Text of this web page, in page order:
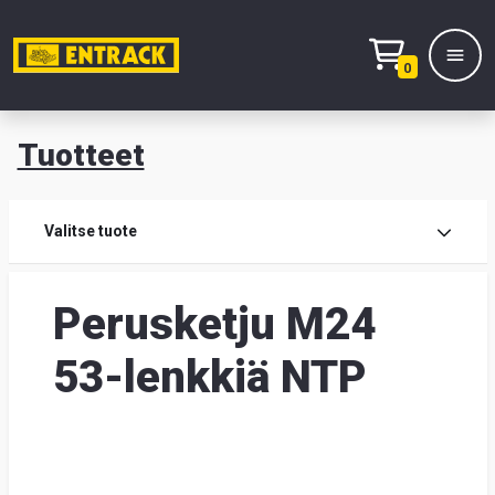
0
Tuotteet
Valitse tuote
Perusketju M24
53-lenkkiä NTP